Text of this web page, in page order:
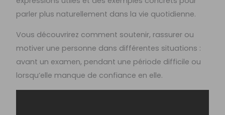
parler plus naturellement dans la vie quotidienne.
Vous découvrirez comment soutenir, rassurer ou
motiver une personne dans différentes situations :
avant un examen, pendant une période difficile ou
lorsqu’elle manque de confiance en elle.